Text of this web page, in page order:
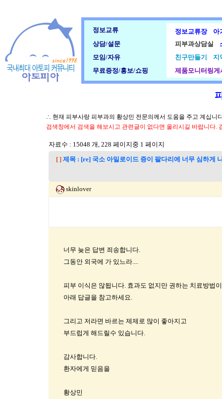
정보교류 정보교류장
아
상담/설문
피부과상담실
모임/자유
친구만들기
지
무료증정/홍보/쇼핑
제품모니터링게
∴ 현재 피부사랑 피부과의 황상민 전문의께서 도움을 주고 계십니
검색창에서 검색을 해보시고 관련글이 없다면 올리시길 바랍니다.
자료수 : 15048 개, 228 페이지중 1 페이지
[ ] 제목 : [re] 국소 아밀로이드 증이 팔다리에 너무 심하게
skinlover
너무 늦은 답변 죄송합니다.
그동안 외국에 가 있느라....
피부 이식은 않됩니다. 효과도 없지만 권하는 치료방법
아래 답글을 참고하세요.
그리고 저라면 바르는 제제로 많이 좋아지고
부드럽게 해드릴수 있습니다.
감사합니다.
환자에게 믿음을
황상민